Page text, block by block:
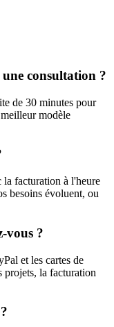
consultation ?
de 30 minutes pour
modèle
la facturation à l'heure
besoins évoluent, ou
vous ?
et les cartes de
projets, la facturation